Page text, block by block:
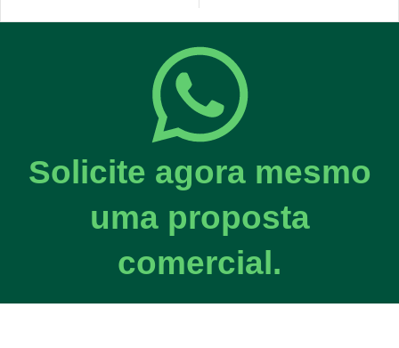
Solicite agora mesmo
uma proposta
comercial.